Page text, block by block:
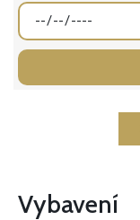
Vybavení